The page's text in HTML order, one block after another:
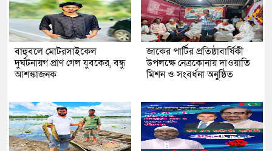
বাহুবলে মোটরসাইকেল
দুর্ঘটনায়গ প্রাণ গেল যুবকের, বন্ধু
আশঙ্কাজনক
জাকের পার্টির প্রতিষ্ঠাবার্ষিকী
উপলক্ষে নেত্রকোনায় দাওয়াতি
মিশন ও সংবর্ধনা অনুষ্ঠিত